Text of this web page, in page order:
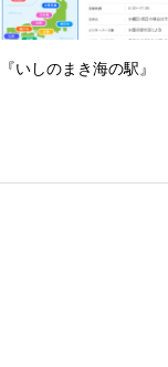
『いしのまき海の駅』